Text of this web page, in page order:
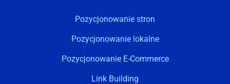
Pozycjonowanie stron
Pozycjonowanie lokalne
Pozycjonowanie E-Commerce
Link Building